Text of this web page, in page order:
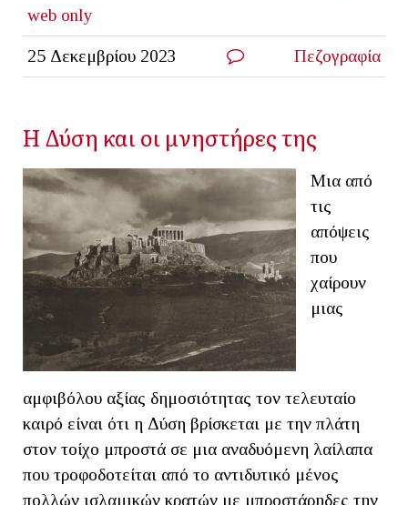
web only
25 Δεκεμβρίου 2023 Πεζογραφία
Η Δύση και οι μνηστήρες της
Μια από
τις
απόψεις
που
χαίρουν
μιας
αμφιβόλου αξίας δημοσιότητας τον τελευταίο
καιρό είναι ότι η Δύση βρίσκεται με την πλάτη
στον τοίχο μπροστά σε μια αναδυόμενη λαίλαπα
που τροφοδοτείται από το αντιδυτικό μένος
πολλών ισλαμικών κρατών με μπροστάρηδες την